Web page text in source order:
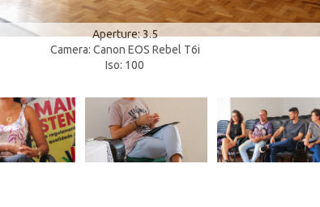
Aperture: 3.5
Camera: Canon EOS Rebel T6i
Iso: 100